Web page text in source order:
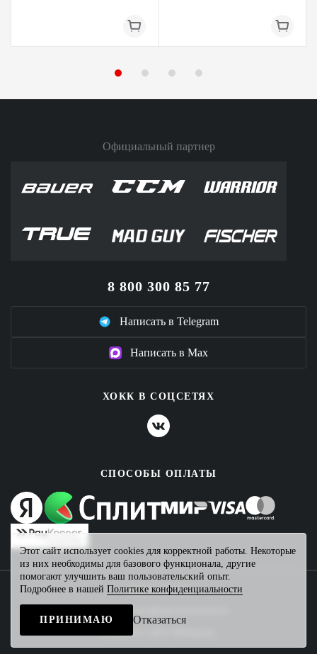
Официальный партнер
8 800 300 85 77
Написать в Telegram
Написать в Max
ХОКК В СОЦСЕТЯХ
СПОСОБЫ ОПЛАТЫ
2026 © ХОКК
Создание сайта
Этот сайт использует cookies для корректной работы. Некоторые
из них необходимы для базового функционала, другие
помогают улучшить ваш пользовательский опыт.
Подробнее в нашей Политике конфиденциальности
ПРИНИМАЮ Отказаться